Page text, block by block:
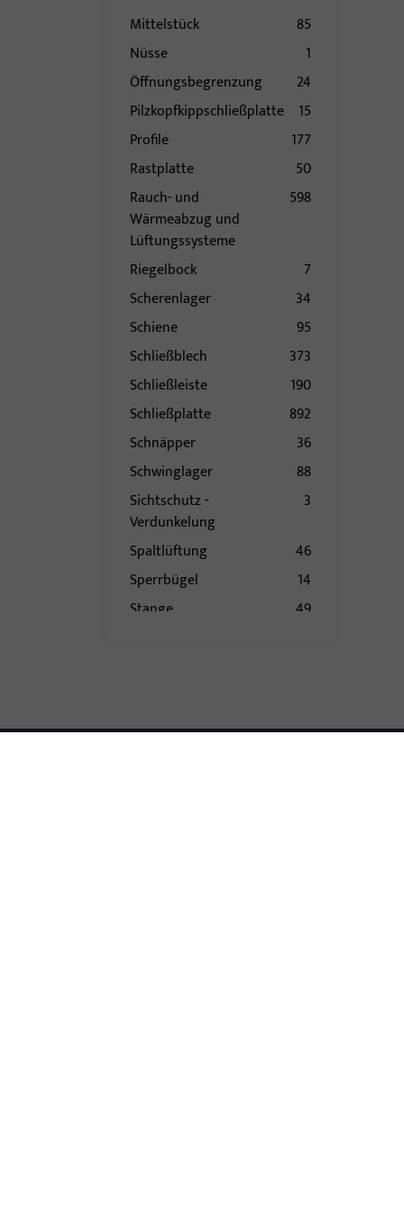
Mittelstück
85
Nüsse
1
Öffnungsbegrenzung
24
Pilzkopfkippschließplatte
15
Profile
177
Rastplatte
50
Rauch- und
Wärmeabzug und
Lüftungssysteme
598
Riegelbock
7
Scherenlager
34
Schiene
95
Schließblech
373
Schließleiste
190
Schließplatte
892
Schnäpper
36
Schwinglager
88
Sichtschutz -
Verdunkelung
3
Spaltlüftung
46
Sperrbügel
14
Stange
49
Topfecklager
19